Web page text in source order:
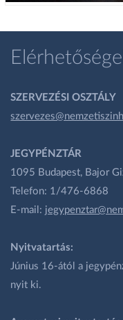
SZERVEZÉSI OSZTÁLY
JEGYPÉNZTÁR
1095 Budapest, Bajor
Telefon: 1/476-6868
E-mail:
Nyitvatartás:
Június 16-ától a
nyit ki.